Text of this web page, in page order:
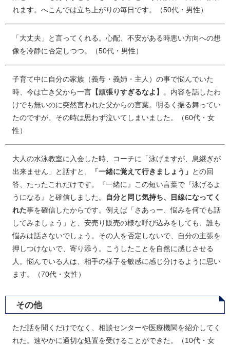
れます。へこんでは立ち上がりの毎日です。（50代・男性）
「大丈夫」と言ってくれる。心配、不安がある時悪い方向への想
像を冷静に否定しつつ。（50代・男性）
子育て中に自分の家族（義母・義姉・主人）の事で悩んでいた
時、今は亡き父から一言 【頑張りすぎるなよ】
。内容を話したわ
けでも無いのに突然言われた父からの言葉。明るく振る舞ってい
たのですが、その時は思わず泣いてしまいました。（60代・女
性）
大人の水泳教室に入会した時、コーチに「泳げますが、息継ぎが
出来ません」と話すと、
「一緒に覚えて行きましょう」 との回
答、たったこれだけです。『一緒に』この短い言葉で『泳げるよ
うになる』と確信しました。
自分と同じ気持ち、目線になってく
れた事を確信したからです。例えば「さあっー、悩みを何でも話
してみましょう」と、安売り販売の様な呼び込みをしても、誰も
悩みは話さないでしょう。その人を否定しないで、自分の主張を
押しつけないで、寄り添う。こうしたことを自然に感じさせる
人。悩んでいる人は、相手の様子を敏感に感じ分けるように思い
ます。（70代・女性）
その他
ただ話を聞くだけでなく、相談センターや医療機関を紹介してく
れた。速やかに適切な処置を受けることができた。（10代・女